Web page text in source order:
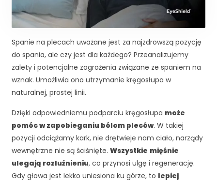
Spanie na plecach uważane jest za najzdrowszą pozycję
do spania, ale czy jest dla każdego? Przeanalizujemy
zalety i potencjalne zagrożenia związane ze spaniem na
wznak. Umożliwia ono utrzymanie kręgosłupa w
naturalnej, prostej linii.
Dzięki odpowiedniemu podparciu kręgosłupa może
pomóc w zapobieganiu bólom pleców. W takiej
pozycji odciążamy kark, nie drętwieje nam ciało, narządy
wewnętrzne nie są ściśnięte. Wszystkie mięśnie
ulegają rozluźnieniu, co przynosi ulgę i regenerację.
Gdy głowa jest lekko uniesiona ku górze, to lepiej
K
o
n
i